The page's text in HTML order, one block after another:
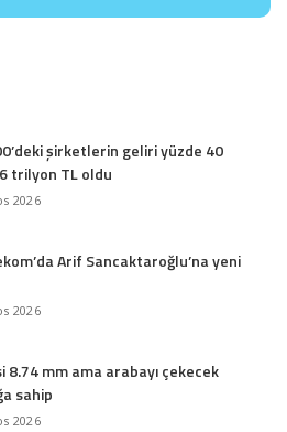
şirketlerin geliri yüzde 40
trilyon TL oldu
2026
Arif Sancaktaroğlu’na yeni
2026
8.74 mm ama arabayı çekecek
sahip
2026